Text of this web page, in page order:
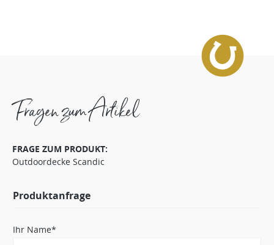
Fragen zum Artikel
FRAGE ZUM PRODUKT:
Outdoordecke Scandic
Produktanfrage
Ihr Name*